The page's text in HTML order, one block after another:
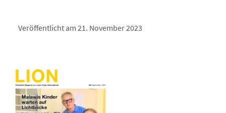
Veröffentlicht am 21. November 2023